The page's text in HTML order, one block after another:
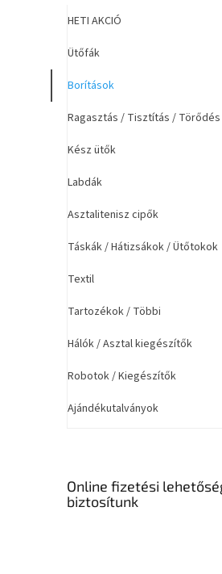
a
s
p
a
e
HETI AKCIÓ
Ütőfák
Borítások
Ragasztás / Tisztítás / Törődés
Kész ütők
Labdák
Asztalitenisz cipők
Táskák / Hátizsákok / Ütőtokok
Textil
Tartozékok / Többi
Hálók / Asztal kiegészítők
Robotok / Kiegészítők
Ajándékutalványok
Online fizetési
biztosítunk